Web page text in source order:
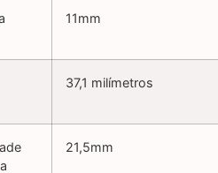
11mm
37,1 milímetros
21,5mm